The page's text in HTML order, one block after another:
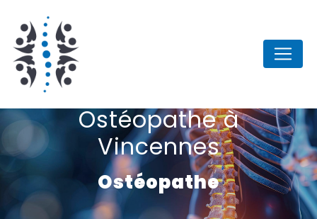
Ostéopathe à
Vincennes
Ostéopathe